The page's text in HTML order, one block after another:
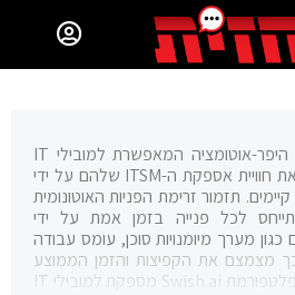
Swish.ai היא פלטפורמת היפר-אוטומציה המאפשרת למובילי IT
בארגונים להמציא מחדש את חוויית אספקת ה-ITSM שלהם על ידי
שילובה עם פתרונות ITSM קיימים. תזמור זרימת הפניות האוטונומית
לכל פנייה בזמן אמת על ידי
מערך מיומנויות סוכן, עומס עבודה
מצמצם את הקפיצות והזמן הממוצע
לפתרון בלמעלה מ-50%. פלטפורמת Swish.ai מספקת למובילי IT